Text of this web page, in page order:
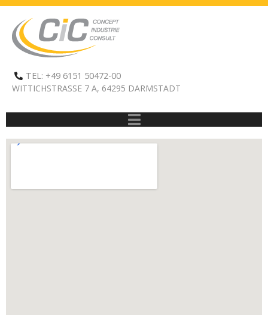
TEL: +49 6151 50472-00
WITTICHSTRASSE 7 A, 64295 DARMSTADT